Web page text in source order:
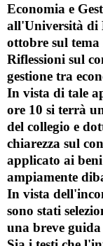
Economia e
all'Università di
ottobre sul tema
Riflessioni sul
gestione tra
In vista di tale
ore 10 si terrà
del collegio e
chiarezza sul
applicato ai
ampiamente
In vista
sono stati
una breve